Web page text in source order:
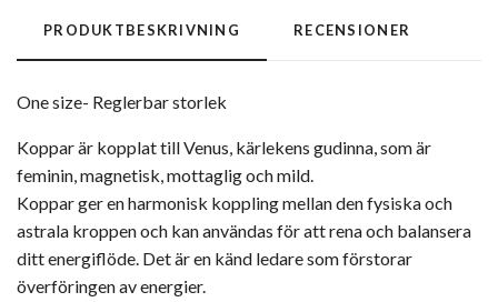
PRODUKTBESKRIVNING RECENSIONER
One size- Reglerbar storlek
Koppar är kopplat till Venus, kärlekens gudinna, som är
feminin, magnetisk, mottaglig och mild.
Koppar ger en harmonisk koppling mellan den fysiska och
astrala kroppen och kan användas för att rena och balansera
ditt energiflöde. Det är en känd ledare som förstorar
överföringen av energier.